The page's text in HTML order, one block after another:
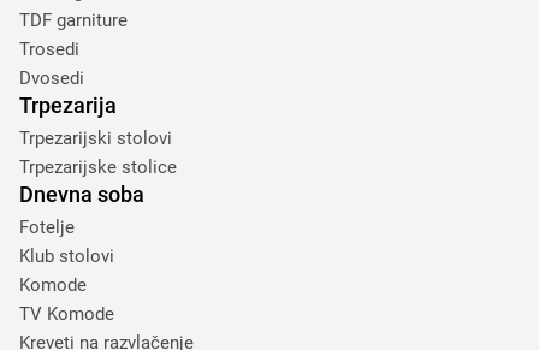
TDF garniture
Trosedi
Dvosedi
Trpezarija
Trpezarijski stolovi
Trpezarijske stolice
Dnevna soba
Fotelje
Klub stolovi
Komode
TV Komode
Kreveti na razvlačenje